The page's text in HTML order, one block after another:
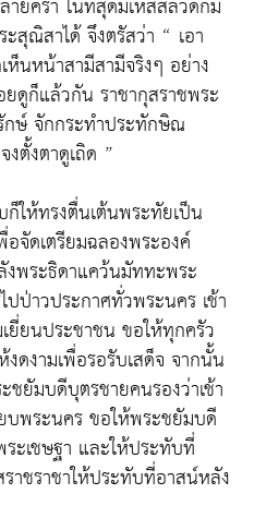
สุณิสาได้ จึงตรัสว่า “ เอา
ห็นหน้าสามีสามีจริงๆ อย่าง
ดูก็แล้วกัน ราชากุสราชพระ
กษ์ จักกระทำประทักษิณ
งตั้งตาดูเถิด ”
ให้ทรงตื่นเต้นพระทัยเป็น
จัดเตรียมฉลองพระองค์
พระธิดาแคว้นมัททะพระ
ป่าวประกาศทั่วพระนคร เช้า
ยี่ยนประชาชน ขอให้ทุกครัว
ดงามเพื่อรอรับเสด็จ จากนั้น
ยัมบดีบุตรชายคนรองว่าเช้า
พระนคร ขอให้พระชยัมบดี
ะเชษฐา และให้ประทับที่
าชราชาให้ประทับที่อาสน์หลัง